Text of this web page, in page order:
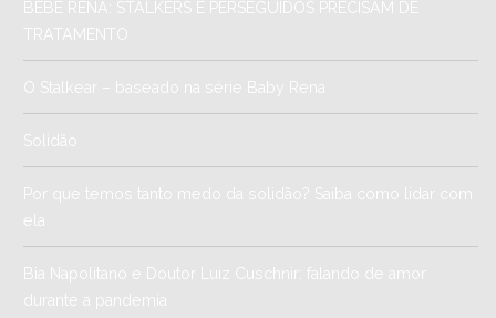
BEBÊ RENA: STALKERS E PERSEGUIDOS PRECISAM DE
TRATAMENTO
O Stalkear – baseado na série Baby Rena
Solidão
Por que temos tanto medo da solidão? Saiba como lidar com
ela
Bia Napolitano e Doutor Luiz Cuschnir: falando de amor
durante a pandemia